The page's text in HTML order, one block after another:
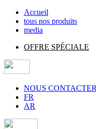
Accueil
tous nos produits
media
OFFRE SPÉCIALE
NOUS CONTACTER
FR
AR